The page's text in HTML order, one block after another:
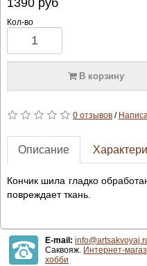
Кол-во
В корзину
0 отзывов/
Описание
Кончик шила гладко
повреждает ткань.
E-mail:
Саквояж. Интернет-
хобби